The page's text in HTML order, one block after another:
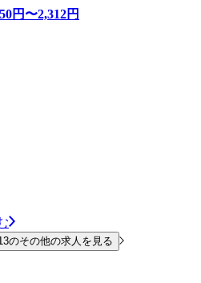
円〜2,312円
のその他の求人を見る